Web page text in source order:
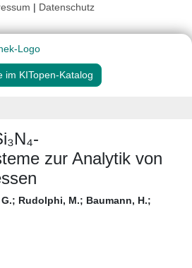
| Datenschutz
im KITopen-Katalog
zur Analytik von
; Rudolphi, M.; Baumann, H.;